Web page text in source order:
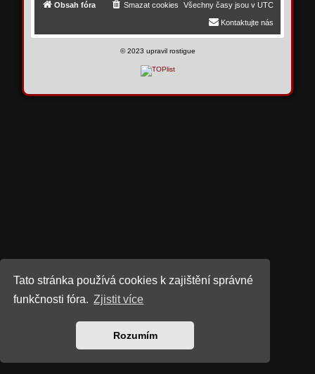
Tato stránka používá cookies k zajištění správné
funkčnosti fóra. Zjistit více
Rozumím
Obsah fóra Všechny časy jsou v UTC
Smazat cookies
Kontaktujte nás
©2023 upravil rostigue